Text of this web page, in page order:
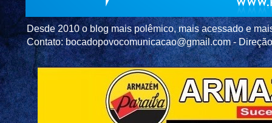
Desde 2010 o blog mais polêmico, mais acessado e
Contato: bocadopovocomunicacao@gmail.com -